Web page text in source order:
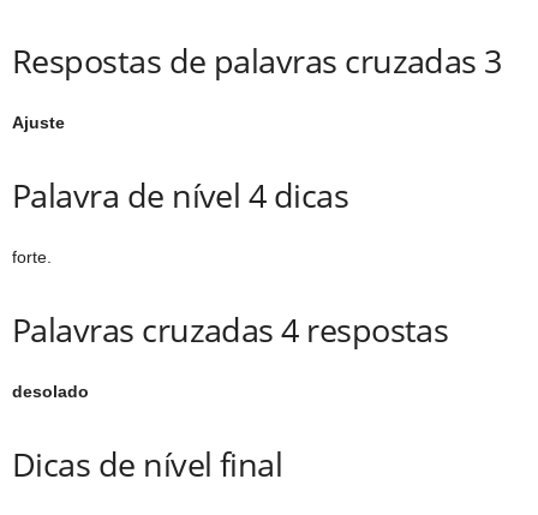
Respostas de palavras cruzadas 3
Ajuste
Palavra de nível 4 dicas
forte.
Palavras cruzadas 4 respostas
desolado
Dicas de nível final